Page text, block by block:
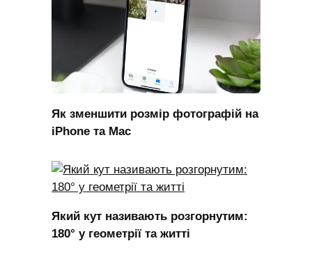
Як зменшити розмір фотографій на
iPhone та Mac
Який кут називають розгорнутим:
180° у геометрії та житті